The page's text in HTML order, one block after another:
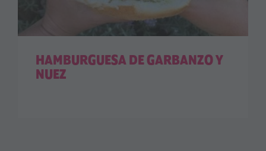
HAMBURGUESA DE GARBANZO Y
NUEZ